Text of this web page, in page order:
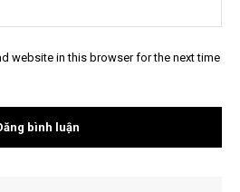
website in this browser for the next time